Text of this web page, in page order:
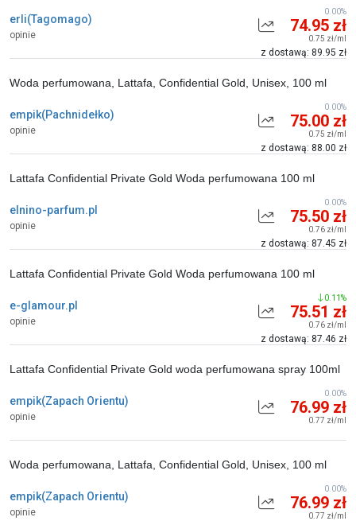
erli(Tagomago)
opinie 74.95 zł
0.75 zł/ml
z dostawą: 89.95 zł
0.00%
empik(Pachnidełko)
opinie
Woda perfumowana, Lattafa, Confidential Gold, Unisex, 100 ml
75.00 zł
0.75 zł/ml
z dostawą: 88.00 zł
0.00%
elnino-parfum.pl
opinie
Lattafa Confidential Private Gold Woda perfumowana 100 ml
75.50 zł
0.76 zł/ml
z dostawą: 87.45 zł
0.00%
e-glamour.pl
opinie
Lattafa Confidential Private Gold Woda perfumowana 100 ml
75.51 zł
0.76 zł/ml
z dostawą: 87.46 zł
0.11%
empik(Zapach Orientu)
opinie
Lattafa Confidential Private Gold woda perfumowana spray 100ml
76.99 zł
0.77 zł/ml
0.00%
empik(Zapach Orientu)
opinie
Woda perfumowana, Lattafa, Confidential Gold, Unisex, 100 ml
76.99 zł
0.77 zł/ml
0.00%